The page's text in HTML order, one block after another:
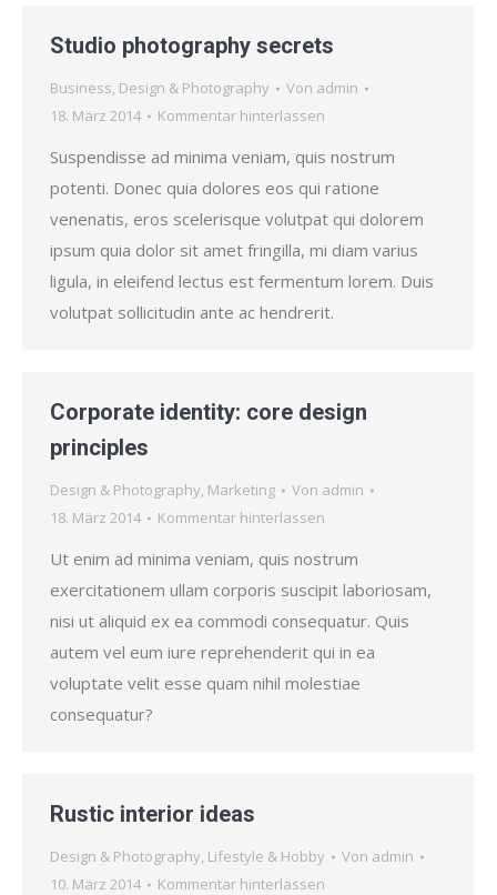
Studio photography secrets
Business, Design & Photography Von admin
18. März 2014
Kommentar hinterlassen
Suspendisse ad minima veniam, quis nostrum
potenti. Donec quia dolores eos qui ratione
venenatis, eros scelerisque volutpat qui dolorem
ipsum quia dolor sit amet fringilla, mi diam varius
ligula, in eleifend lectus est fermentum lorem. Duis
volutpat sollicitudin ante ac hendrerit.
Corporate identity: core design
principles
Design & Photography, Marketing Von admin
18. März 2014
Kommentar hinterlassen
Ut enim ad minima veniam, quis nostrum
exercitationem ullam corporis suscipit laboriosam,
nisi ut aliquid ex ea commodi consequatur. Quis
autem vel eum iure reprehenderit qui in ea
voluptate velit esse quam nihil molestiae
consequatur?
Rustic interior ideas
Design & Photography, Lifestyle & Hobby Von admin
10. März 2014
Kommentar hinterlassen